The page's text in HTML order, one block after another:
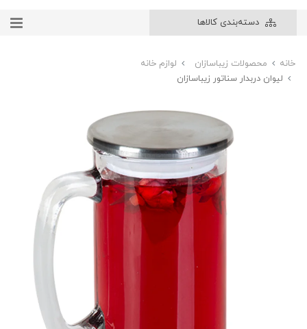
دسته‌بندی کالاها
خانه محصولات زیباسازان
لوازم خانه
‏لیوان دربدار سناتور زیباسازان